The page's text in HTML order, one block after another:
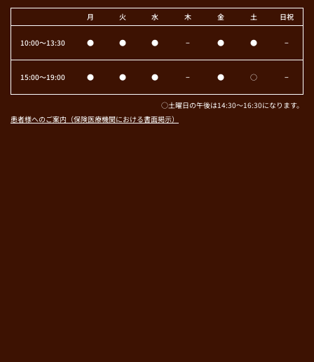
月 火 水 木 金 土 日祝
10:00〜13:30 ● ● ● − ● ● −
15:00〜19:00 ● ● ● − ● ○ −
○土曜日の午後は14:30～16:30になります。
患者様へのご案内（保険医療機関における書面掲示）